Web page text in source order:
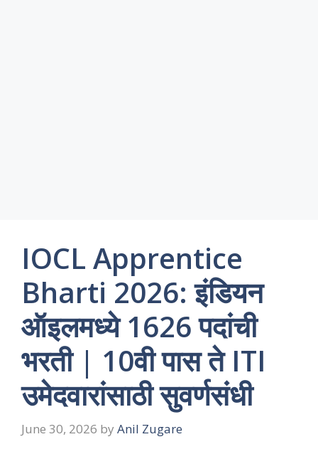
IOCL Apprentice
Bharti 2026: इंडियन
ऑइलमध्ये 1626 पदांची
भरती | 10वी पास ते ITI
उमेदवारांसाठी सुवर्णसंधी
June 30, 2026 by Anil Zugare